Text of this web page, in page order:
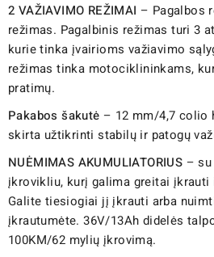
2 VAŽIAVIMO REŽIMAI – Pagalbos
režimas. Pagalbinis režimas turi 3
kurie tinka įvairioms važiavimo
režimas tinka motociklininkams,
pratimų.
Pakabos šakutė – 12 mm/4,7 colio
skirta užtikrinti stabilų ir patogų
NUĖMIMAS AKUMULIATORIUS –
įkrovikliu, kurį galima greitai įkrauti
Galite tiesiogiai jį įkrauti arba
įkrautumėte. 36V/13Ah didelės
100KM/62 mylių įkrovimą.